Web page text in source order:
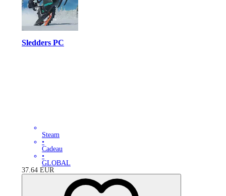
Sledders PC
Steam
•
Cadeau
•
GLOBAL
37.64 EUR